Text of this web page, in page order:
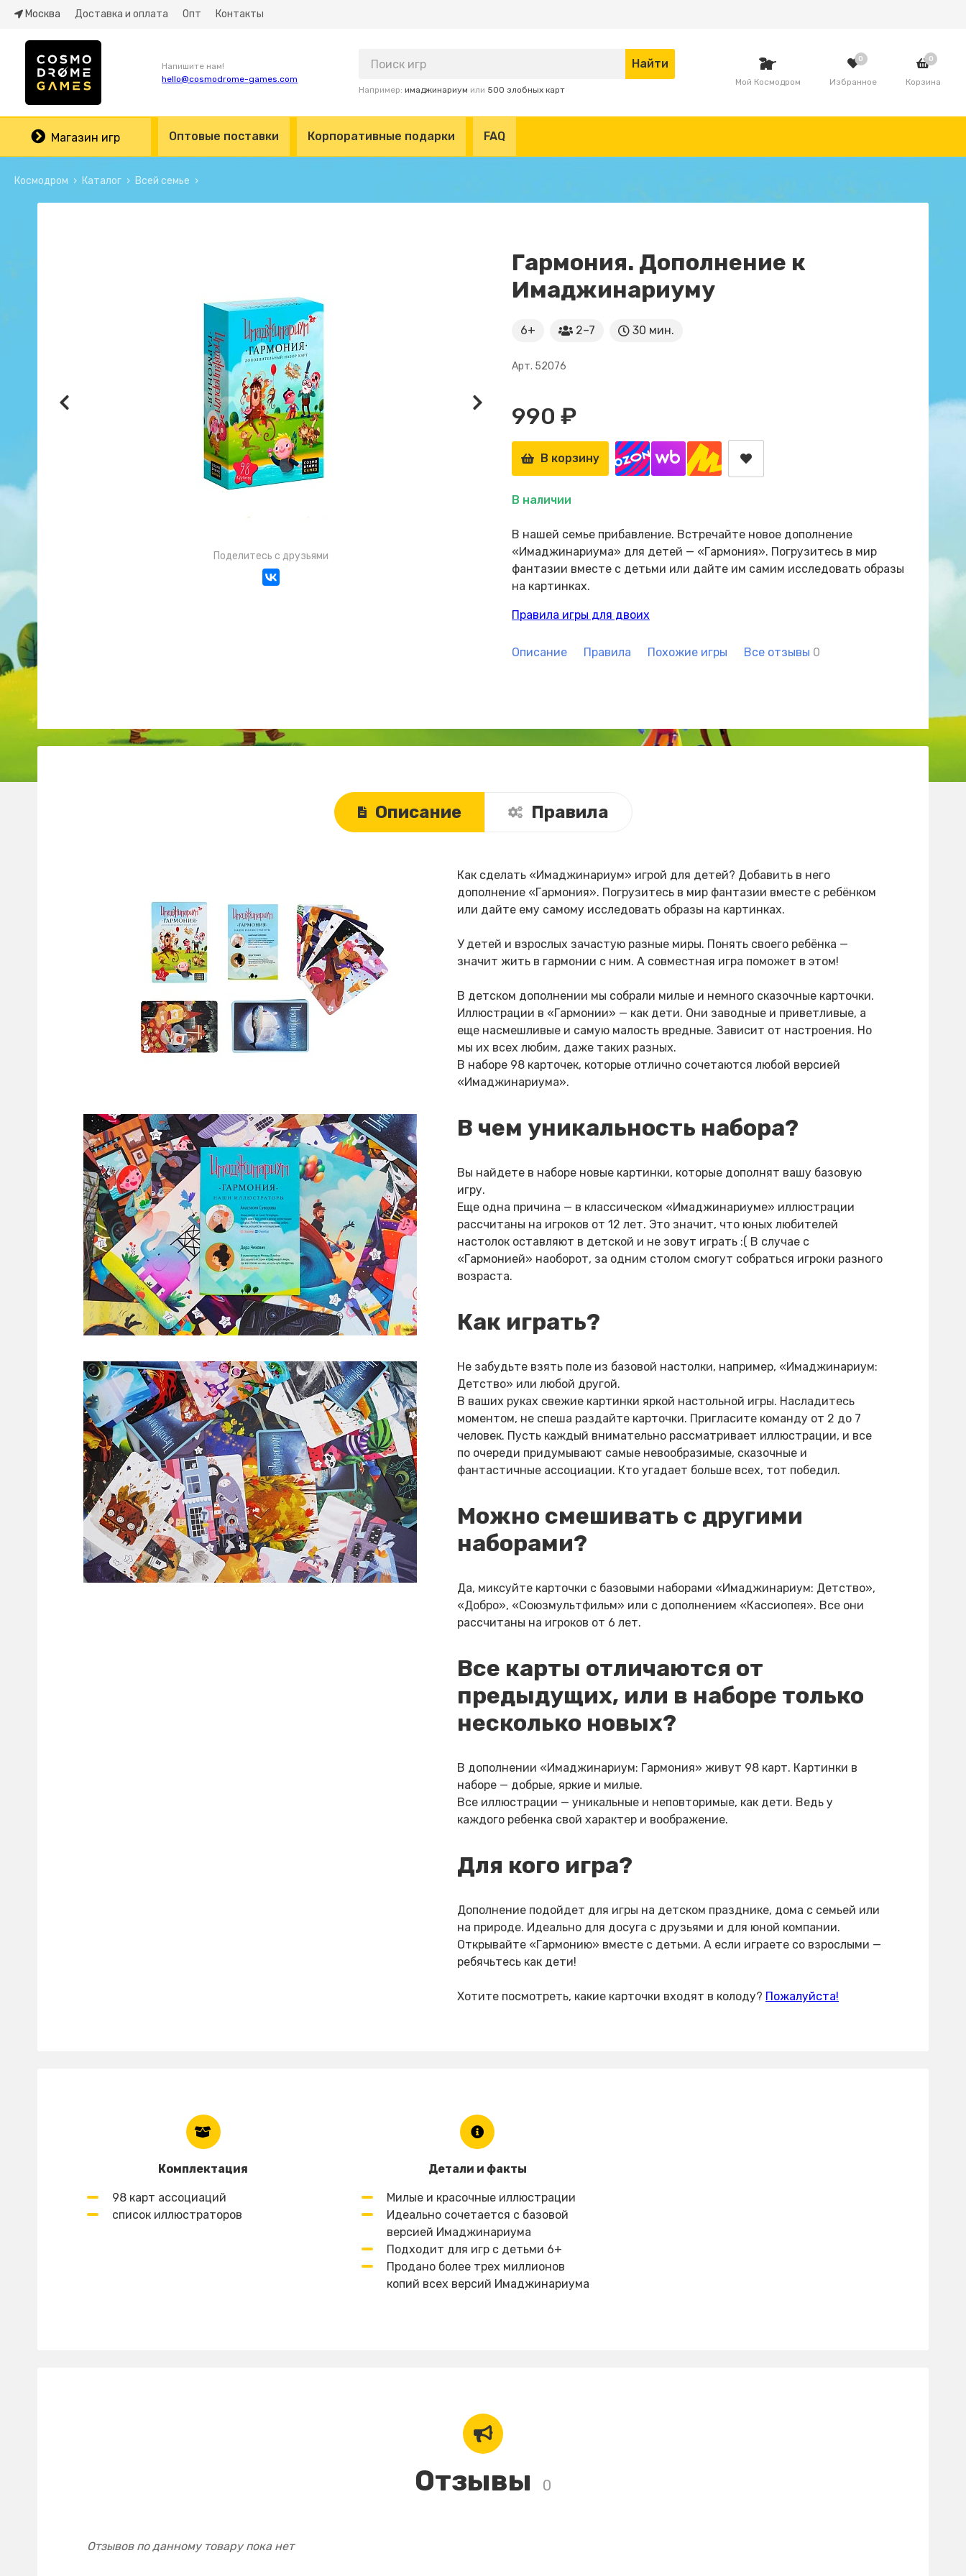
Москва Доставка и оплата Опт Контакты
Напишите нам!
hello@cosmodrome-games.com
Например: имаджинариум или 500 злобных карт
Мой Космодром
0
Избранное
0
Корзина
Магазин игр Оптовые поставки Корпоративные подарки FAQ
Космодром Каталог Всей семье
Поделитесь с друзьями
Гармония. Дополнение к
Имаджинариуму
6+ 2–7 30 мин.
Арт. 52076
990 ₽
В корзину
В наличии
В нашей семье прибавление. Встречайте новое дополнение
«Имаджинариума» для детей — «Гармония». Погрузитесь в мир
фантазии вместе с детьми или дайте им самим исследовать образы
на картинках.
Правила игры для двоих
Описание Правила Похожие игры Все отзывы 0
Описание Правила
Как сделать «Имаджинариум» игрой для детей? Добавить в него
дополнение «Гармония». Погрузитесь в мир фантазии вместе с ребёнком
или дайте ему самому исследовать образы на картинках.
У детей и взрослых зачастую разные миры. Понять своего ребёнка —
значит жить в гармонии с ним. А совместная игра поможет в этом!
В детском дополнении мы собрали милые и немного сказочные карточки.
Иллюстрации в «Гармонии» — как дети. Они заводные и приветливые, а
еще насмешливые и самую малость вредные. Зависит от настроения. Но
мы их всех любим, даже таких разных.
В наборе 98 карточек, которые отлично сочетаются любой версией
«Имаджинариума».
В чем уникальность набора?
Вы найдете в наборе новые картинки, которые дополнят вашу базовую
игру.
Еще одна причина — в классическом «Имаджинариуме» иллюстрации
рассчитаны на игроков от 12 лет. Это значит, что юных любителей
настолок оставляют в детской и не зовут играть :( В случае с
«Гармонией» наоборот, за одним столом смогут собраться игроки разного
возраста.
Как играть?
Не забудьте взять поле из базовой настолки, например, «Имаджинариум:
Детство» или любой другой.
В ваших руках свежие картинки яркой настольной игры. Насладитесь
моментом, не спеша раздайте карточки. Пригласите команду от 2 до 7
человек. Пусть каждый внимательно рассматривает иллюстрации, и все
по очереди придумывают самые невообразимые, сказочные и
фантастичные ассоциации. Кто угадает больше всех, тот победил.
Можно смешивать с другими
наборами?
Да, миксуйте карточки с базовыми наборами «Имаджинариум: Детство»,
«Добро», «Союзмультфильм» или с дополнением «Кассиопея». Все они
рассчитаны на игроков от 6 лет.
Все карты отличаются от
предыдущих, или в наборе только
несколько новых?
В дополнении «Имаджинариум: Гармония» живут 98 карт. Картинки в
наборе — добрые, яркие и милые.
Все иллюстрации — уникальные и неповторимые, как дети. Ведь у
каждого ребенка свой характер и воображение.
Для кого игра?
Дополнение подойдет для игры на детском празднике, дома с семьей или
на природе. Идеально для досуга с друзьями и для юной компании.
Открывайте «Гармонию» вместе с детьми. А если играете со взрослыми —
ребячьтесь как дети!
Хотите посмотреть, какие карточки входят в колоду? Пожалуйста!
Комплектация Детали и факты
98 карт ассоциаций
список иллюстраторов
Милые и красочные иллюстрации
Идеально сочетается с базовой
версией Имаджинариума
Подходит для игр с детьми 6+
Продано более трех миллионов
копий всех версий Имаджинариума
Отзывы 0
Отзывов по данному товару пока нет